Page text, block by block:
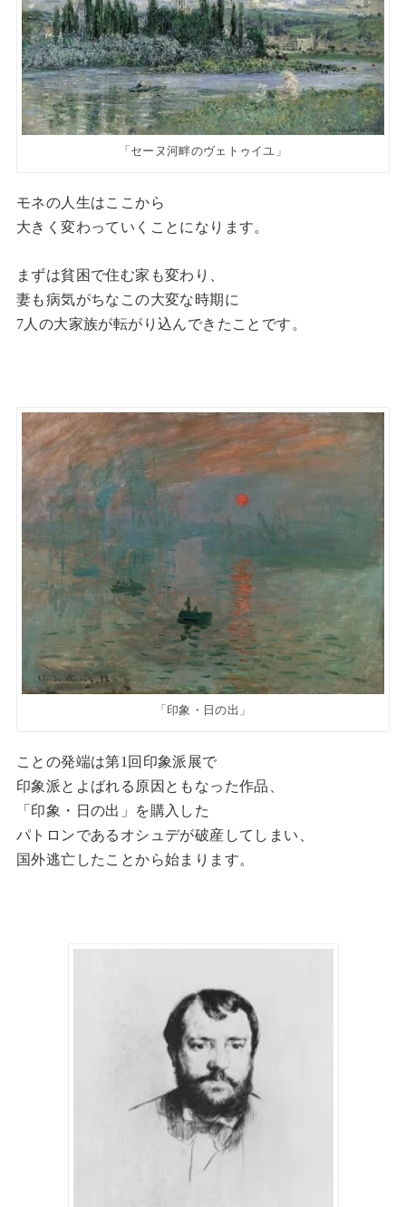
「セーヌ河畔のヴェトゥイユ」
モネの人生はここから
大きく変わっていくことになります。
まずは貧困で住む家も変わり、
妻も病気がちなこの大変な時期に
7人の大家族が転がり込んできたことです。
「印象・日の出」
ことの発端は第1回印象派展で
印象派とよばれる原因ともなった作品、
「印象・日の出」を購入した
パトロンであるオシュデが破産してしまい、
国外逃亡したことから始まります。